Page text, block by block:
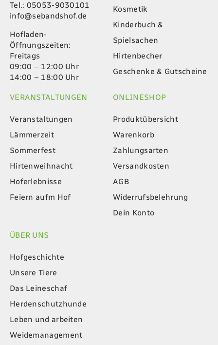
Tel.: 05053-9030101
info@sebandshof.de
Hofladen-
Öffnungszeiten:
Freitags
09:00 – 12:00 Uhr
14:00 – 18:00 Uhr
Kosmetik
Kinderbuch &
Spielsachen
Hirtenbecher
Geschenke & Gutscheine
VERANSTALTUNGEN
Veranstaltungen
Lämmerzeit
Sommerfest
Hirtenweihnacht
Hoferlebnisse
Feiern aufm Hof
ONLINESHOP
Produktübersicht
Warenkorb
Zahlungsarten
Versandkosten
AGB
Widerrufsbelehrung
Dein Konto
ÜBER UNS
Hofgeschichte
Unsere Tiere
Das Leineschaf
Herdenschutzhunde
Leben und arbeiten
Weidemanagement